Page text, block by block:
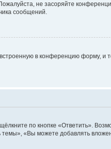
не засоряйте
сообщений.
в конференцию форму, и
по кнопке «Ответить».
«Вы можете добавлять